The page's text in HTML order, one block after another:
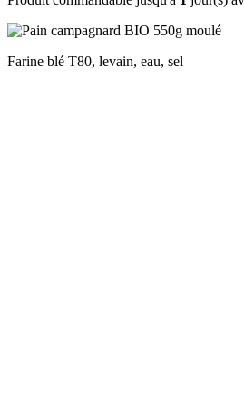
Farine blé T80, levain, eau, sel